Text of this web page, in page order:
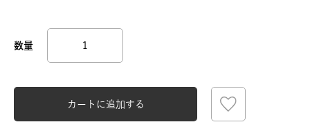
カートに追加する